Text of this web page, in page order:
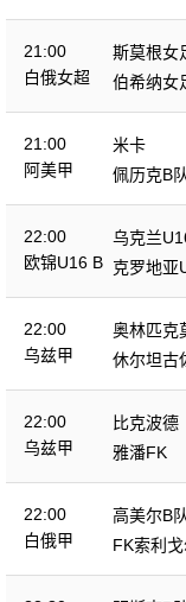
21:00
白俄女超
斯莫根女
伯希纳女
21:00
阿美甲
米卡
佩历克B队
22:00
欧锦U16 B
乌克兰
克罗地亚
22:00
乌兹甲
奥林匹克
休尔坦古
22:00
乌兹甲
比克波德
雅潘FK
22:00
白俄甲
高美尔B队
FK索利